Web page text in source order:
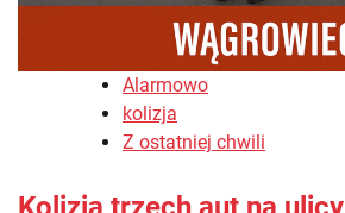
Alarmowo
kolizja
Z ostatniej chwili